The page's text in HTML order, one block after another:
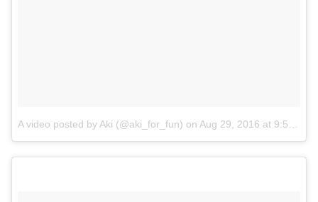
A video posted by Aki (@aki_for_fun) on Aug 29, 2016 at 9:51pm PDT